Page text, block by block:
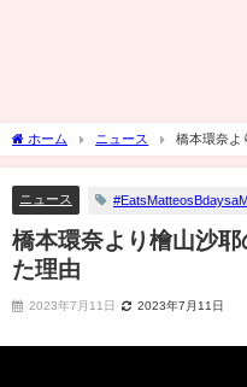
ホーム ニュース 橋本環奈よ
ニュース
橋本環奈より檜山沙
た理由
2023年7月11日 2023年7月11日